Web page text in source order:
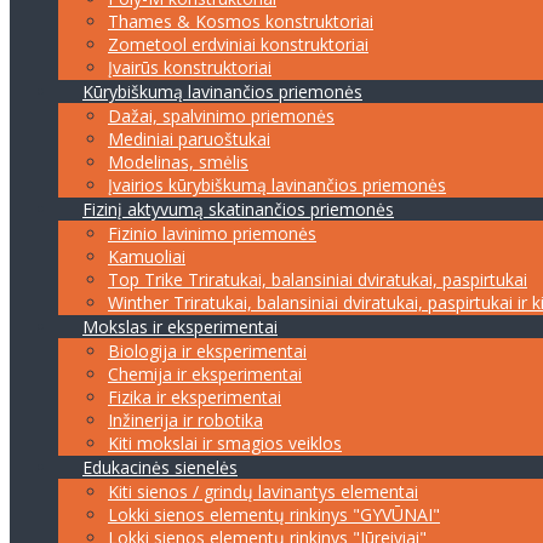
Thames & Kosmos konstruktoriai
Zometool erdviniai konstruktoriai
Įvairūs konstruktoriai
Kūrybiškumą lavinančios priemonės
Dažai, spalvinimo priemonės
Mediniai paruoštukai
Modelinas, smėlis
Įvairios kūrybiškumą lavinančios priemonės
Fizinį aktyvumą skatinančios priemonės
Fizinio lavinimo priemonės
Kamuoliai
Top Trike Triratukai, balansiniai dviratukai, paspirtukai
Winther Triratukai, balansiniai dviratukai, paspirtukai ir
Mokslas ir eksperimentai
Biologija ir eksperimentai
Chemija ir eksperimentai
Fizika ir eksperimentai
Inžinerija ir robotika
Kiti mokslai ir smagios veiklos
Edukacinės sienelės
Kiti sienos / grindų lavinantys elementai
Lokki sienos elementų rinkinys "GYVŪNAI"
Lokki sienos elementų rinkinys "Jūreiviai"